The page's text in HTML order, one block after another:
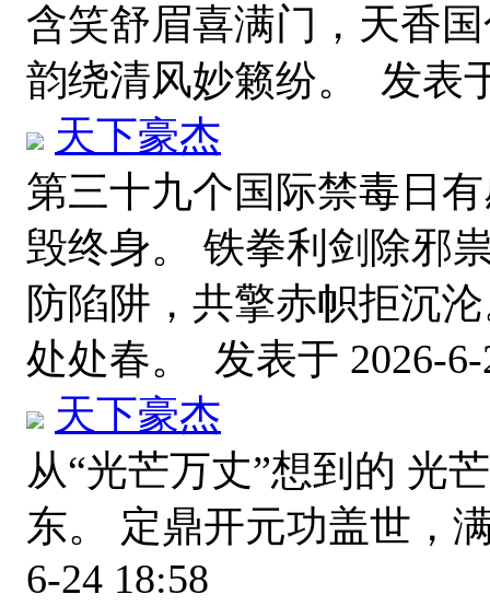
含笑舒眉喜满门，天香
韵绕清风妙籁纷。 发表
天下豪杰
第三十九个国际禁毒日
毁终身。 铁拳利剑除邪
防陷阱，共擎赤帜拒沉
处处春。 发表于 2026-6-
天下豪杰
从“光芒万丈”想到的 光
东。 定鼎开元功盖世，
6-24 18:58